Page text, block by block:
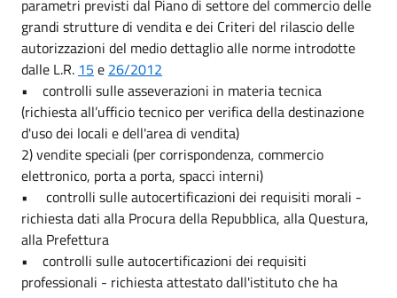
parametri previsti dal Piano di settore del commercio delle
grandi strutture di vendita e dei Criteri del rilascio delle
autorizzazioni del medio dettaglio alle norme introdotte
dalle L.R. 15 e 26/2012
• controlli sulle asseverazioni in materia tecnica
(richiesta all’ufficio tecnico per verifica della destinazione
d'uso dei locali e dell'area di vendita)
2) vendite speciali (per corrispondenza, commercio
elettronico, porta a porta, spacci interni)
•
controlli sulle autocertificazioni dei requisiti morali -
richiesta dati alla Procura della Repubblica, alla Questura,
alla Prefettura
• controlli sulle autocertificazioni dei requisiti
professionali - richiesta attestato dall'istituto che ha